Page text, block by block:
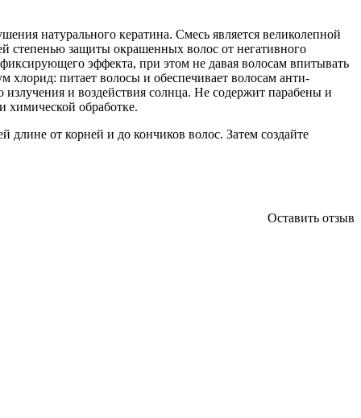
натурального кератина. Смесь является великолепной
степенью защиты окрашенных волос от негативного
эффекта, при этом не давая волосам впитывать
питает волосы и обеспечивает волосам анти-
и воздействия солнца. Не содержит парабены и
обработке.
длине от корней и до кончиков волос. Затем создайте
Оставить отзыв